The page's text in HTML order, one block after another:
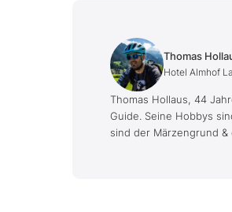
Thomas
Hotel Almhof
Thomas Hollaus, 44
Guide. Seine Hobbys
sind der Märzengrund &